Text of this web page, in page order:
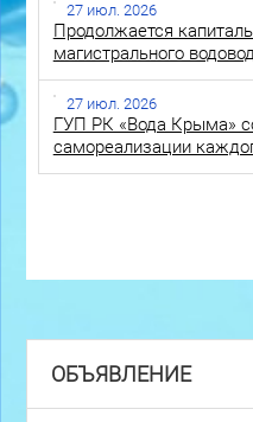
27 июл. 2026
Продолжается
магистрального
27 июл. 2026
ГУП РК «Вода Крыма»
самореализации
ОБЪЯВЛЕНИЕ